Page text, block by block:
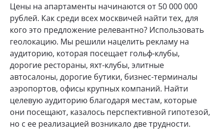
Цены на апартаменты начинаются от 50 000 000
рублей. Как среди всех москвичей найти тех, для
кого это предложение релевантно? Использовать
геолокацию. Мы решили нацелить рекламу на
аудиторию, которая посещает гольф-клубы,
дорогие рестораны, яхт-клубы, элитные
автосалоны, дорогие бутики, бизнес-терминалы
аэропортов, офисы крупных компаний. Найти
целевую аудиторию благодаря местам, которые
они посещают, казалось перспективной гипотезой,
но с ее реализацией возникало две трудности.